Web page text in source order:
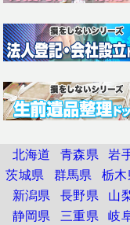
北海道 青森県 岩
茨城県
群馬県 栃
新潟県
長野県 山
静岡県
三重県 岐